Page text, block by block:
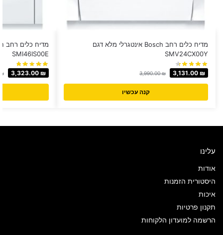
מדיח כלים ‏רחב Bosch אינטגרלי מלא דגם
SMV24CX00Y
3,990.00₪ 3,131.00 ₪
קנה עכשיו
SMI46IS00E
₪ 3,323.00 ₪
עלינו
אודות
היסטורית הזמנות
איכות
תקנון פרטיות
הרשמה למועדון הלקוחות